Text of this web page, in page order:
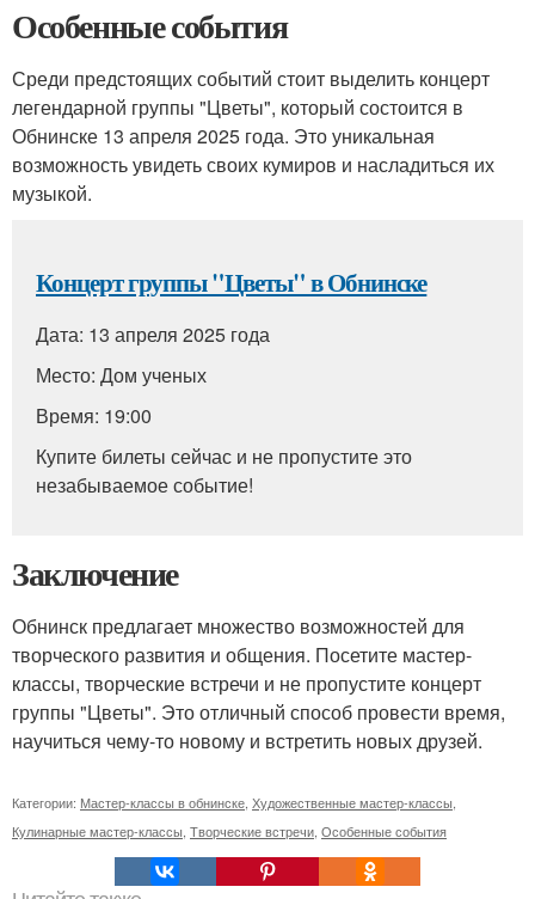
Особенные события
Среди предстоящих событий стоит выделить концерт
легендарной группы "Цветы", который состоится в
Обнинске 13 апреля 2025 года. Это уникальная
возможность увидеть своих кумиров и насладиться их
музыкой.
Концерт группы "Цветы" в Обнинске
Дата: 13 апреля 2025 года
Место: Дом ученых
Время: 19:00
Купите билеты сейчас и не пропустите это
незабываемое событие!
Заключение
Обнинск предлагает множество возможностей для
творческого развития и общения. Посетите мастер-
классы, творческие встречи и не пропустите концерт
группы "Цветы". Это отличный способ провести время,
научиться чему-то новому и встретить новых друзей.
Категории: Мастер-классы в обнинске Художественные мастер-классы
Кулинарные мастер-классы Творческие встречи Особенные события